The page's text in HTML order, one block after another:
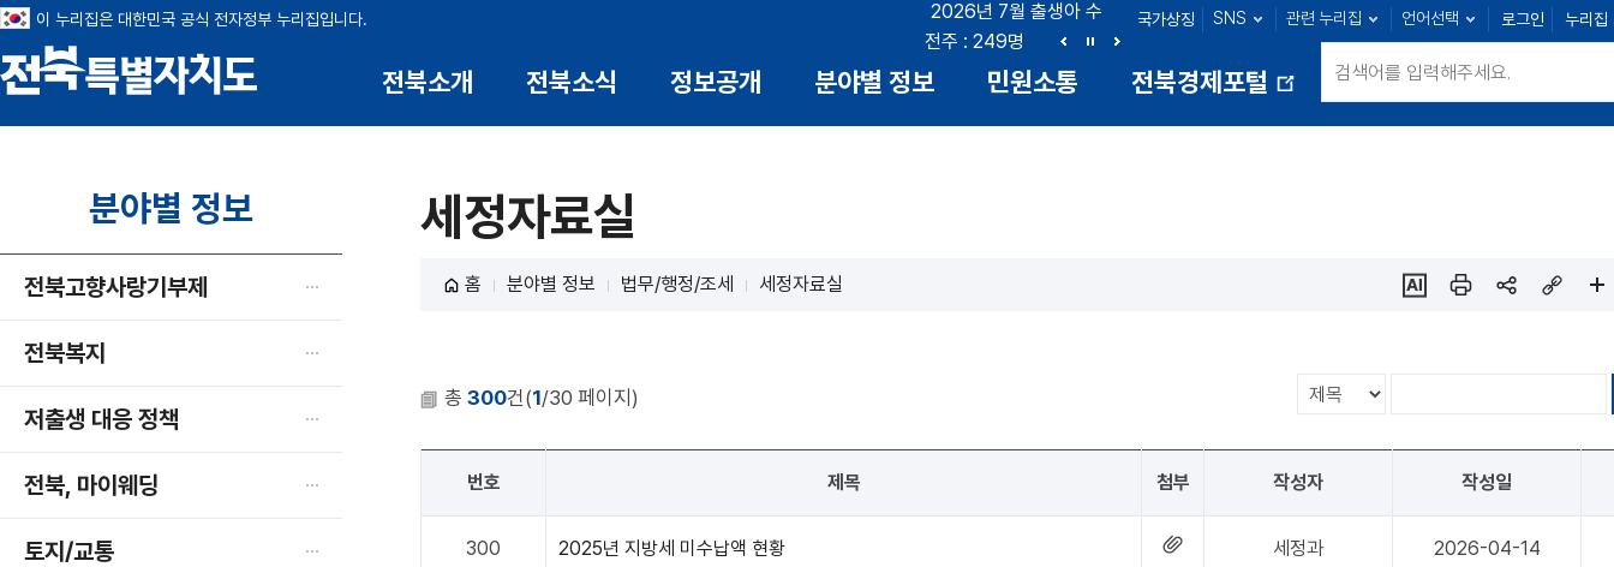
전북특별자치도
2026년 7월 출생아 수
전주 : 249명 군산 : 89명 정읍 : 23명
남원 : 39명
이
전
이 누리집은 대한민국 공식 전자정부 누리집입니다. 국가상징 SNS 관련 누리집 언어선택 로그인 누리집
전북소개 전북소식 정보공개 분야별 정보 민원소통
전북경제포털
분야별 정보
전북고향사랑기부제
전북복지
저출생 대응 정책
전북, 마이웨딩
토지/교통
세정자료실
홈 분야별 정보 법무/행정/조세
세정자료실
총 300건(1/30 페이지)
번호 제목 첨부 작성자 작성일
300 2025년 지방세 미수납액 현황 세정과 2026-04-14